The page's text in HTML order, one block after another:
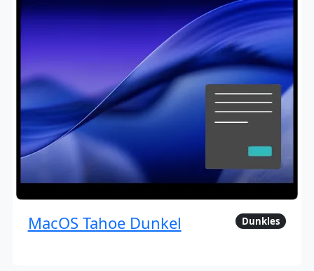
MacOS Tahoe Dunkel Dunkles